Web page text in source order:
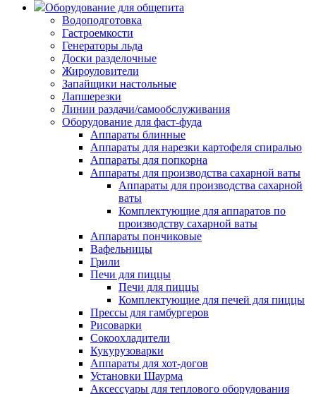
Оборудование для общепита
Водоподготовка
Гастроемкости
Генераторы льда
Доски разделочные
Жироуловители
Запайщики настольные
Лапшерезки
Линии раздачи/самообслуживания
Оборудование для фаст-фуда
Аппараты блинные
Аппараты для нарезки картофеля спиралью
Аппараты для попкорна
Аппараты для производства сахарной ваты
Аппараты для производства сахарной
ваты
Комплектующие для аппаратов по
производству сахарной ваты
Аппараты пончиковые
Вафельницы
Грили
Печи для пиццы
Печи для пиццы
Комплектующие для печей для пиццы
Прессы для гамбургеров
Рисоварки
Сокоохладители
Кукурузоварки
Аппараты для хот-догов
Установки Шаурма
Аксессуары для теплового оборудования